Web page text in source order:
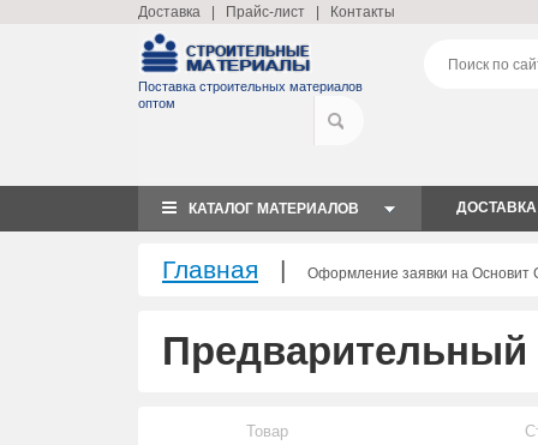
Доставка Прайс-лист Контакты
Поставка строительных материалов
оптом
КАТАЛОГ МАТЕРИАЛОВ ДОСТАВКА
Главная | Оформление заявки на Основит
Предварительный
Товар